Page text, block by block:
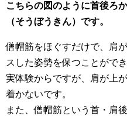
こちらの図のように首後ろ
（そうぼうきん）です。
僧帽筋をほぐすだけで、肩
スした姿勢を保つことができ
実体験からですが、肩が上
着かないです。
また、僧帽筋という首・肩